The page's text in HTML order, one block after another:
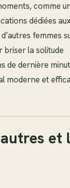
comme
dédiées
femmes
briser la solitude
de dernière
moderne et
et